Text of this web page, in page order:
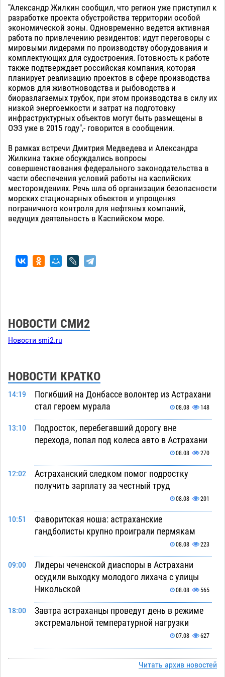
"Александр Жилкин сообщил, что регион уже приступил к
разработке проекта обустройства территории особой
экономической зоны. Одновременно ведется активная
работа по привлечению резидентов: идут переговоры с
мировыми лидерами по производству оборудования и
комплектующих для судостроения. Готовность к работе
также подтверждает российская компания, которая
планирует реализацию проектов в сфере производства
кормов для животноводства и рыбоводства и
биоразлагаемых трубок, при этом производства в силу их
низкой энергоемкости и затрат на подготовку
инфраструктурных объектов могут быть размещены в
ОЭЗ уже в 2015 году",- говорится в сообщении.
В рамках встречи Дмитрия Медведева и Александра
Жилкина также обсуждались вопросы
совершенствования федерального законодательства в
части обеспечения условий работы на каспийских
месторождениях. Речь шла об организации безопасности
морских стационарных объектов и упрощения
пограничного контроля для нефтяных компаний,
ведущих деятельность в Каспийском море.
НОВОСТИ СМИ2
Новости smi2.ru
НОВОСТИ КРАТКО
14:19
Погибший на Донбассе волонтер из Астрахани
стал героем мурала
08.08 148
13:10
Подросток, перебегавший дорогу вне
перехода, попал под колеса авто в Астрахани
08.08 270
12:02
Астраханский следком помог подростку
получить зарплату за честный труд
08.08 201
10:51
Фаворитская ноша: астраханские
гандболисты крупно проиграли пермякам
08.08 223
09:00
Лидеры чеченской диаспоры в Астрахани
осудили выходку молодого лихача с улицы
Никольской
08.08 565
18:00
Завтра астраханцы проведут день в режиме
экстремальной температурной нагрузки
07.08 627
17:09
Астраханский котлован с мусором угрожает
плодородию Харабалинского районаЧитать архив новостей